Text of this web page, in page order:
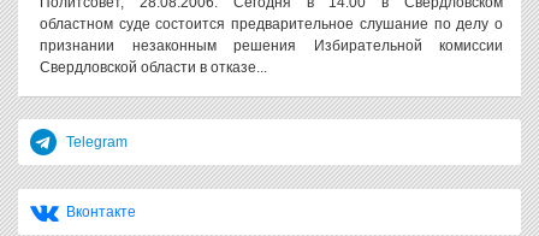
областном суде состоится предварительное слушание по делу о
признании незаконным решения Избирательной комиссии
Свердловской области в отказе...
Telegram
Вконтакте